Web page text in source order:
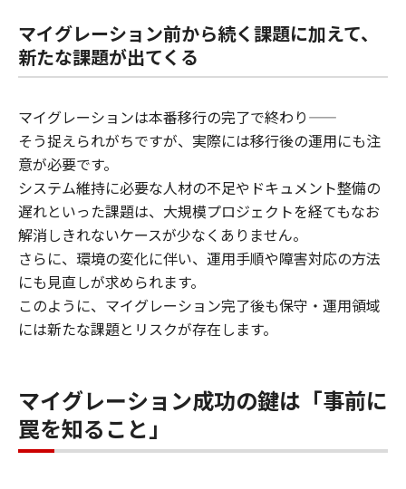
マイグレーション前から続く課題に加えて、
新たな課題が出てくる
マイグレーションは本番移行の完了で終わり――
​そう捉えられがちですが、実際には移行後の運用にも注
意が必要です。
​システム維持に必要な人材の不足やドキュメント整備の
遅れといった課題は、大規模プロジェクトを経てもなお
解消しきれないケースが少なくありません。
​さらに、環境の変化に伴い、運用手順や障害対応の方法
にも見直しが求められます。
​このように、マイグレーション完了後も保守・運用領域
には新たな課題とリスクが存在します。
マイグレーション成功の鍵は「事前に
罠を知ること」